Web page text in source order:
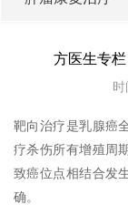
方医生专
靶向治疗是乳腺癌
疗杀伤所有增殖周
致癌位点相结合发
确。